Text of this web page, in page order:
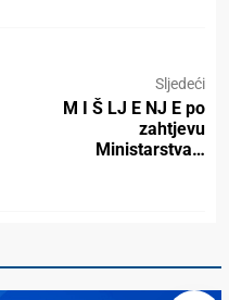
Sljedeći
M I Š LJ E NJ E po
zahtjevu
Ministarstva…